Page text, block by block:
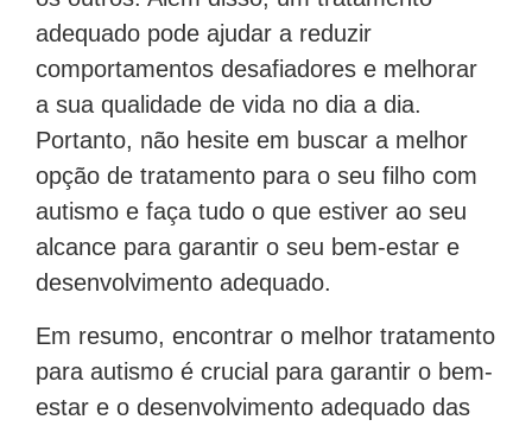
adequado pode ajudar a reduzir
comportamentos desafiadores e melhorar
a sua qualidade de vida no dia a dia.
Portanto, não hesite em buscar a melhor
opção de tratamento para o seu filho com
autismo e faça tudo o que estiver ao seu
alcance para garantir o seu bem-estar e
desenvolvimento adequado.
Em resumo, encontrar o melhor tratamento
para autismo é crucial para garantir o bem-
estar e o desenvolvimento adequado das